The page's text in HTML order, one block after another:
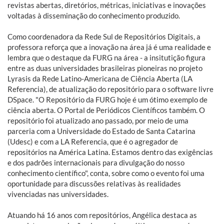
revistas abertas, diretórios, métricas, iniciativas e inovações
voltadas à disseminação do conhecimento produzido.
Como coordenadora da Rede Sul de Repositórios Digitais, a
professora reforça que a inovação na área já é uma realidade e
lembra que o destaque da FURG na área - a insitutição figura
entre as duas universidades brasileiras pioneiras no projeto
Lyrasis da Rede Latino-Americana de Ciência Aberta (LA
Referencia), de atualização do repositório para o software livre
DSpace. "O Repositório da FURG hoje é um ótimo exemplo de
ciência aberta. O Portal de Periódicos Científicos também. O
repositório foi atualizado ano passado, por meio de uma
parceria com a Universidade do Estado de Santa Catarina
(Udesc) e com a LA Referencia, que é o agregador de
repositórios na América Latina. Estamos dentro das exigências
e dos padrões internacionais para divulgação do nosso
conhecimento científico", conta, sobre como o evento foi uma
oportunidade para discussões relativas às realidades
vivenciadas nas universidades.
Atuando há 16 anos com repositórios, Angélica destaca as